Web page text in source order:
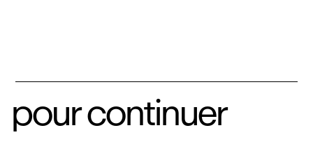
pour continuer